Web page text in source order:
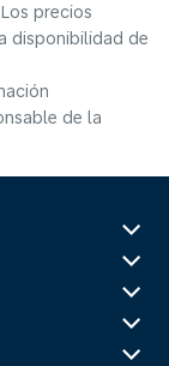
precios
disponibilidad de
de la